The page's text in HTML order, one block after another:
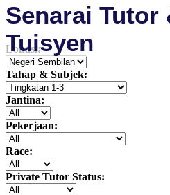
Senarai Tutor
Tuisyen
Lokasi:
Tahap & Subjek:
Jantina:
Pekerjaan:
Race:
Private Tutor Status: